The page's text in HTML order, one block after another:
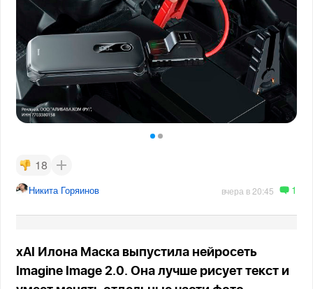
18
Никита Горяинов вчера в 20:45 1
xAI Илона Маска выпустила нейросеть
Imagine Image 2.0. Она лучше рисует текст и